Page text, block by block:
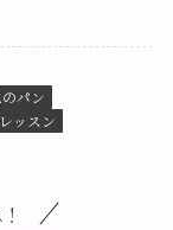
パン
ッスン